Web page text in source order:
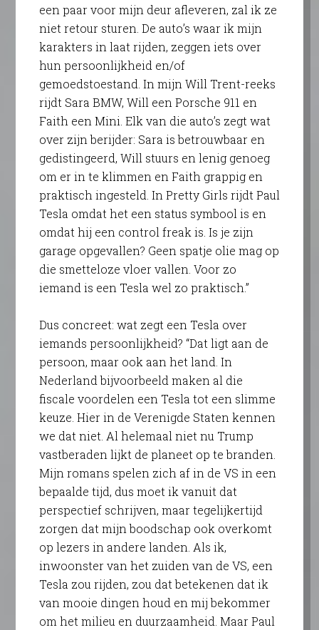
een paar voor mijn deur afleveren, zal ik ze
niet retour sturen. De auto’s waar ik mijn
karakters in laat rijden, zeggen iets over
hun persoonlijkheid en/of
gemoedstoestand. In mijn Will Trent-reeks
rijdt Sara BMW, Will een Porsche 911 en
Faith een Mini. Elk van die auto’s zegt wat
over zijn berijder: Sara is betrouwbaar en
gedistingeerd, Will stuurs en lenig genoeg
om er in te klimmen en Faith grappig en
praktisch ingesteld. In Pretty Girls rijdt Paul
Tesla omdat het een status symbool is en
omdat hij een control freak is. Is je zijn
garage opgevallen? Geen spatje olie mag op
die smetteloze vloer vallen. Voor zo
iemand is een Tesla wel zo praktisch.”
Dus concreet: wat zegt een Tesla over
iemands persoonlijkheid? “Dat ligt aan de
persoon, maar ook aan het land. In
Nederland bijvoorbeeld maken al die
fiscale voordelen een Tesla tot een slimme
keuze. Hier in de Verenigde Staten kennen
we dat niet. Al helemaal niet nu Trump
vastberaden lijkt de planeet op te branden.
Mijn romans spelen zich af in de VS in een
bepaalde tijd, dus moet ik vanuit dat
perspectief schrijven, maar tegelijkertijd
zorgen dat mijn boodschap ook overkomt
op lezers in andere landen. Als ik,
inwoonster van het zuiden van de VS, een
Tesla zou rijden, zou dat betekenen dat ik
van mooie dingen houd en mij bekommer
om het milieu en duurzaamheid. Maar Paul